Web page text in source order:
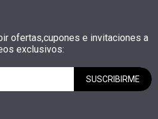
ofertas,cupones e invitaciones a
exclusivos:
SUSCRIBIRME